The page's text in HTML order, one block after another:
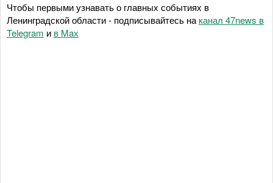
Чтобы первыми узнавать о главных событиях в
Ленинградской области - подписывайтесь на канал 47news в
Telegram и в Maх